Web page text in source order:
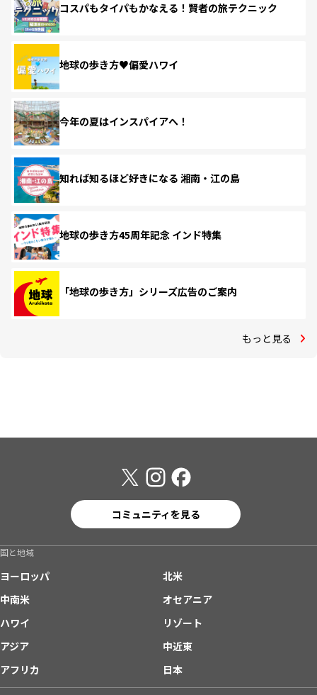
コスパもタイパもかなえる！賢者の旅テクニック
地球の歩き方♥偏愛ハワイ
今年の夏はインスパイアへ！
知れば知るほど好きになる 湘南・江の島
地球の歩き方45周年記念 インド特集
「地球の歩き方」シリーズ広告のご案内
もっと見る
コミュニティを見る
国と地域
ヨーロッパ
北米
中南米
オセアニア
ハワイ
リゾート
アジア
中近東
アフリカ
日本